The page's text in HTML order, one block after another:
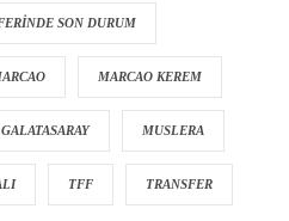
SON DURUM
MARCAO KEREM
MUSLERA
TFF TRANSFER